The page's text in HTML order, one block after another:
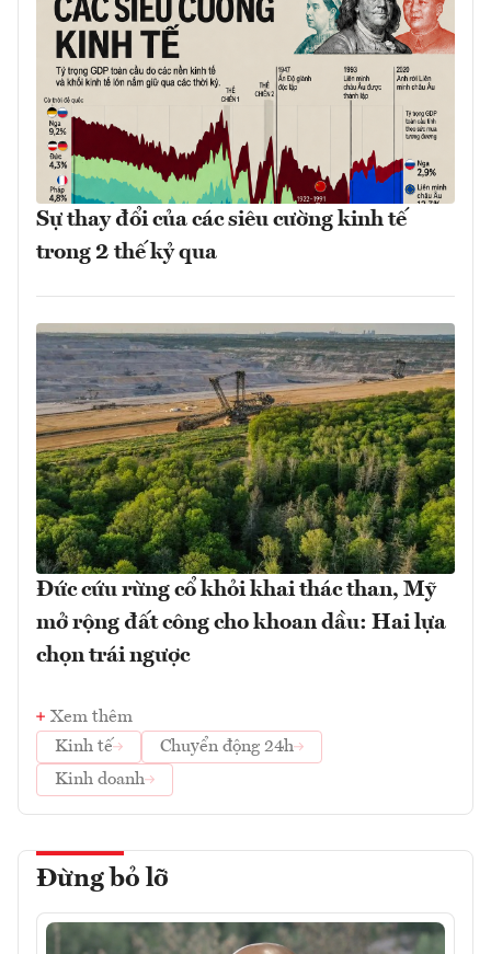
Sự thay đổi của các siêu cường kinh tế
trong 2 thế kỷ qua
Đức cứu rừng cổ khỏi khai thác than, Mỹ
mở rộng đất công cho khoan dầu: Hai lựa
chọn trái ngược
Xem thêm
Kinh tế
Chuyển động 24h
Kinh doanh
Đừng bỏ lỡ